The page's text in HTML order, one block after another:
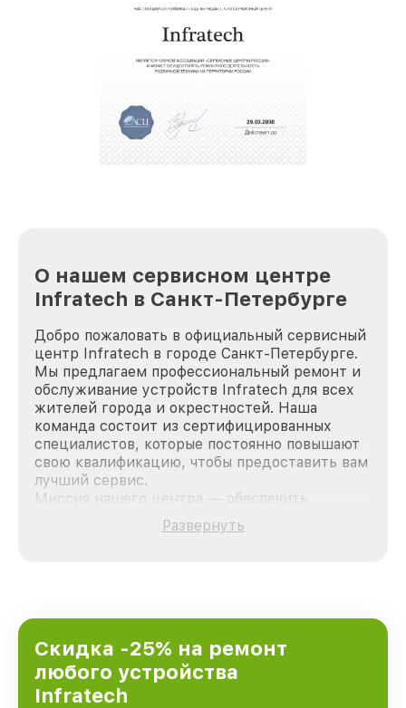
О нашем сервисном центре
Infratech в Санкт-Петербурге
Добро пожаловать в официальный сервисный
центр Infratech в городе Санкт-Петербурге.
Мы предлагаем профессиональный ремонт и
обслуживание устройств Infratech для всех
жителей города и окрестностей. Наша
команда состоит из сертифицированных
специалистов, которые постоянно повышают
свою квалификацию, чтобы предоставить вам
лучший сервис.
Миссия нашего центра — обеспечить
качественный и доступный ремонт для
каждого пользователя продукции Infratech,
городе Санкт-Петербурге, постоянно
повышая уровень доверия и лояльности
наших клиентов.
Развернуть
Скидка -25% на ремонт
любого устройства
Infratech